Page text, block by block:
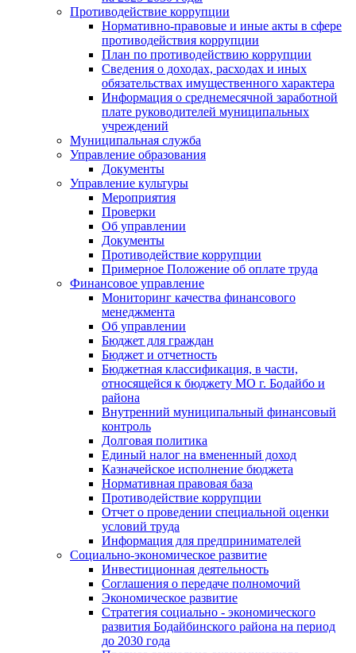
Противодействие коррупции
Нормативно-правовые и иные акты в сфере
противодействия коррупции
План по противодействию коррупции
Сведения о доходах, расходах и иных
обязательствах имущественного характера
Информация о среднемесячной заработной
плате руководителей муниципальных
учреждений
Муниципальная служба
Управление образования
Документы
Управление культуры
Мероприятия
Проверки
Об управлении
Документы
Противодействие коррупции
Примерное Положение об оплате труда
Финансовое управление
Мониторинг качества финансового
менеджмента
Об управлении
Бюджет для граждан
Бюджет и отчетность
Бюджетная классификация, в части,
относящейся к бюджету МО г. Бодайбо и
района
Внутренний муниципальный финансовый
контроль
Долговая политика
Единый налог на вмененный доход
Казначейское исполнение бюджета
Нормативная правовая база
Противодействие коррупции
Отчет о проведении специальной оценки
условий труда
Информация для предпринимателей
Социально-экономическое развитие
Инвестиционная деятельность
Соглашения о передаче полномочий
Экономическое развитие
Стратегия социально - экономического
развития Бодайбинского района на период
до 2030 года